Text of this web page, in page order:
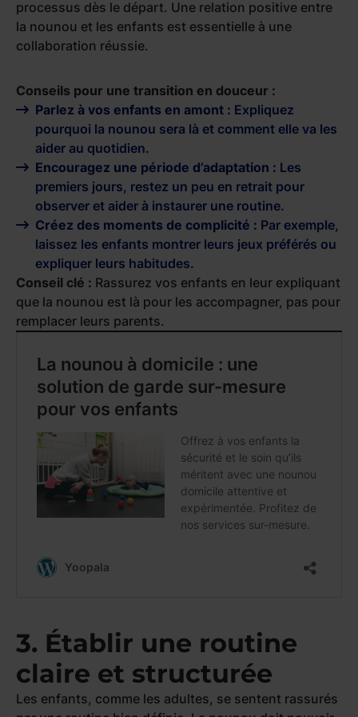
processus dès le départ. Une relation positive entre
la nounou et les enfants est essentielle à une
collaboration réussie.
Conseils pour une transition en douceur :
Parlez à vos enfants en amont : Expliquez
pourquoi la nounou sera là et comment elle va les
aider au quotidien.
Encouragez une période d’adaptation : Les
premiers jours, restez un peu en retrait pour
observer et aider à instaurer une routine.
Créez des moments de complicité : Par exemple,
laissez les enfants montrer leurs jeux préférés ou
expliquer leurs habitudes.
Conseil clé : Rassurez vos enfants en leur expliquant
que la nounou est là pour les accompagner, pas pour
remplacer leurs parents.
3. Établir une routine
claire et structurée
Les enfants, comme les adultes, se sentent rassurés